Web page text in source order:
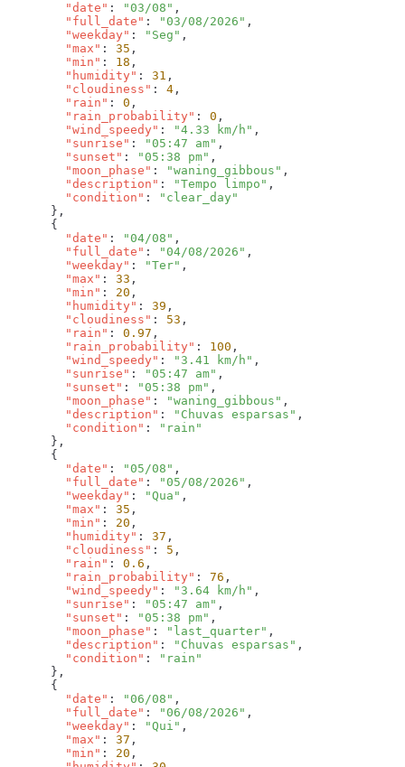
        "date"
: "03/08"
        "full_date"
: "03/08/2026"
        "weekday"
: "Seg"
        "max"
: 35
        "min"
: 18
        "humidity"
: 31
        "cloudiness"
: 4
        "rain"
: 0
        "rain_probability"
: 0
        "wind_speedy"
: "4.33 km/h"
        "sunrise"
: "05:47 am"
        "sunset"
: "05:38 pm"
        "moon_phase"
: "waning_gibbous"
        "description"
: "Tempo limpo"
        "condition"
:
        "date"
: "04/08"
        "full_date"
: "04/08/2026"
        "weekday"
: "Ter"
        "max"
: 33
        "min"
: 20
        "humidity"
: 39
        "cloudiness"
: 53
        "rain"
: 0.97
        "rain_probability"
: 100
        "wind_speedy"
: "3.41 km/h"
        "sunrise"
: "05:47 am"
        "sunset"
: "05:38 pm"
        "moon_phase"
: "waning_gibbous"
        "description"
: "Chuvas esparsas"
        "condition"
:
        "date"
: "05/08"
        "full_date"
: "05/08/2026"
        "weekday"
: "Qua"
        "max"
: 35
        "min"
: 20
        "humidity"
: 37
        "cloudiness"
: 5
        "rain"
: 0.6
        "rain_probability"
: 76
        "wind_speedy"
: "3.64 km/h"
        "sunrise"
: "05:47 am"
        "sunset"
: "05:38 pm"
        "moon_phase"
: "last_quarter"
        "description"
: "Chuvas esparsas"
        "condition"
:
        "date"
: "06/08"
        "full_date"
: "06/08/2026"
        "weekday"
: "Qui"
        "max"
: 37
        "min"
: 20